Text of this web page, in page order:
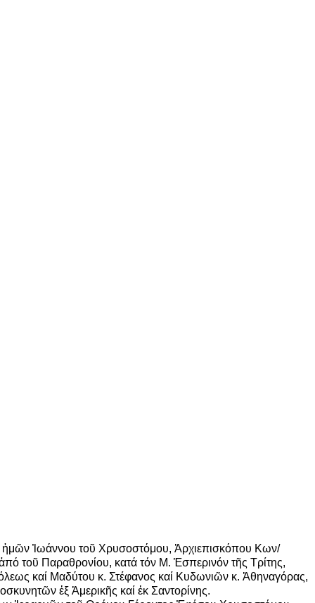
ἡμῶν Ἰωάννου τοῦ Χρυσοστόμου, Ἀρχιεπισκόπου Κων/
τοῦ Παραθρονίου, κατά τόν Μ. Ἑσπερινόν τῆς Τρίτης,
καί Μαδύτου κ. Στέφανος καί Κυδωνιῶν κ. Ἀθηναγόρας,
ἐξ Ἀμερικῆς καί ἐκ Σαντορίνης.